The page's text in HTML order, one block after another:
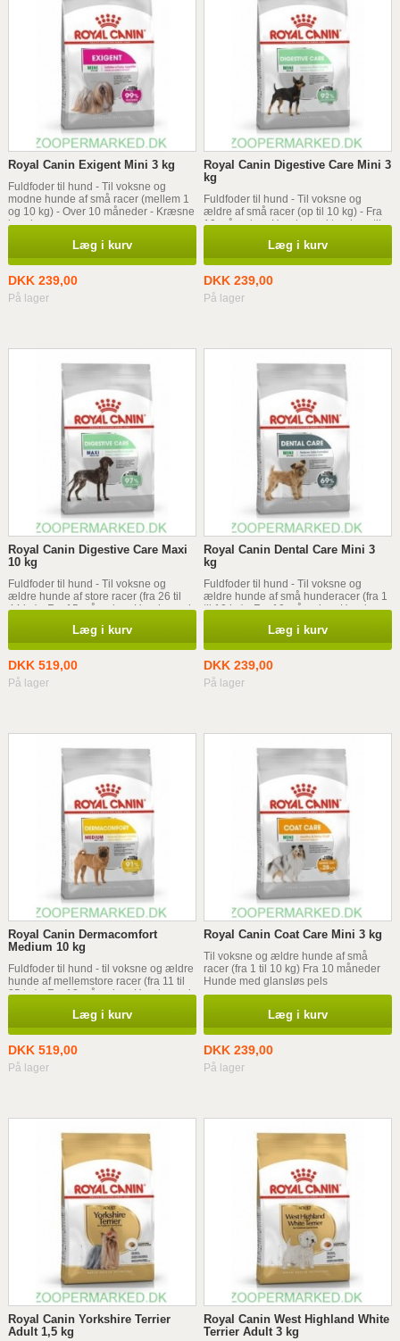
Royal Canin Exigent Mini 3 kg
Fuldfoder til hund - Til voksne og
modne hunde af små racer (mellem 1
og 10 kg) - Over 10 måneder - Kræsne
hunde
Læg i kurv
DKK 239,00
På lager
Royal Canin Digestive Care Mini 3
kg
Fuldfoder til hund - Til voksne og
ældre af små racer (op til 10 kg) - Fra
10 måneder - Hunde med tendens til
Læg i kurv
DKK 239,00
På lager
Royal Canin Digestive Care Maxi
10 kg
Fuldfoder til hund - Til voksne og
ældre hunde af store racer (fra 26 til
44 kg) - Fra 15 måneder - Hunde med
Læg i kurv
DKK 519,00
På lager
Royal Canin Dental Care Mini 3
kg
Fuldfoder til hund - Til voksne og
ældre hunde af små hunderacer (fra 1
til 10 kg) - Fra 10 måneder - Hunde
Læg i kurv
DKK 239,00
På lager
Royal Canin Dermacomfort
Medium 10 kg
Fuldfoder til hund - til voksne og ældre
hunde af mellemstore racer (fra 11 til
25 kg) - Fra 12 måneder - Hunde med
Læg i kurv
DKK 519,00
På lager
Royal Canin Coat Care Mini 3 kg
Til voksne og ældre hunde af små
racer (fra 1 til 10 kg) Fra 10 måneder
Hunde med glansløs pels
Læg i kurv
DKK 239,00
På lager
Royal Canin Yorkshire Terrier
Adult 1,5 kg
Royal Canin West Highland White
Terrier Adult 3 kg